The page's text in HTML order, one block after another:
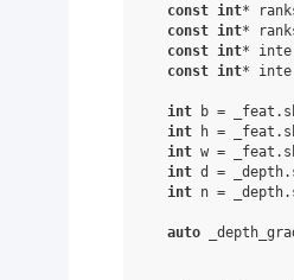
const int*
const int*
const int*
const int*
int b = _feat .
int
h = _feat .
int w = _feat .
int d = _depth.
int n = _depth.
auto